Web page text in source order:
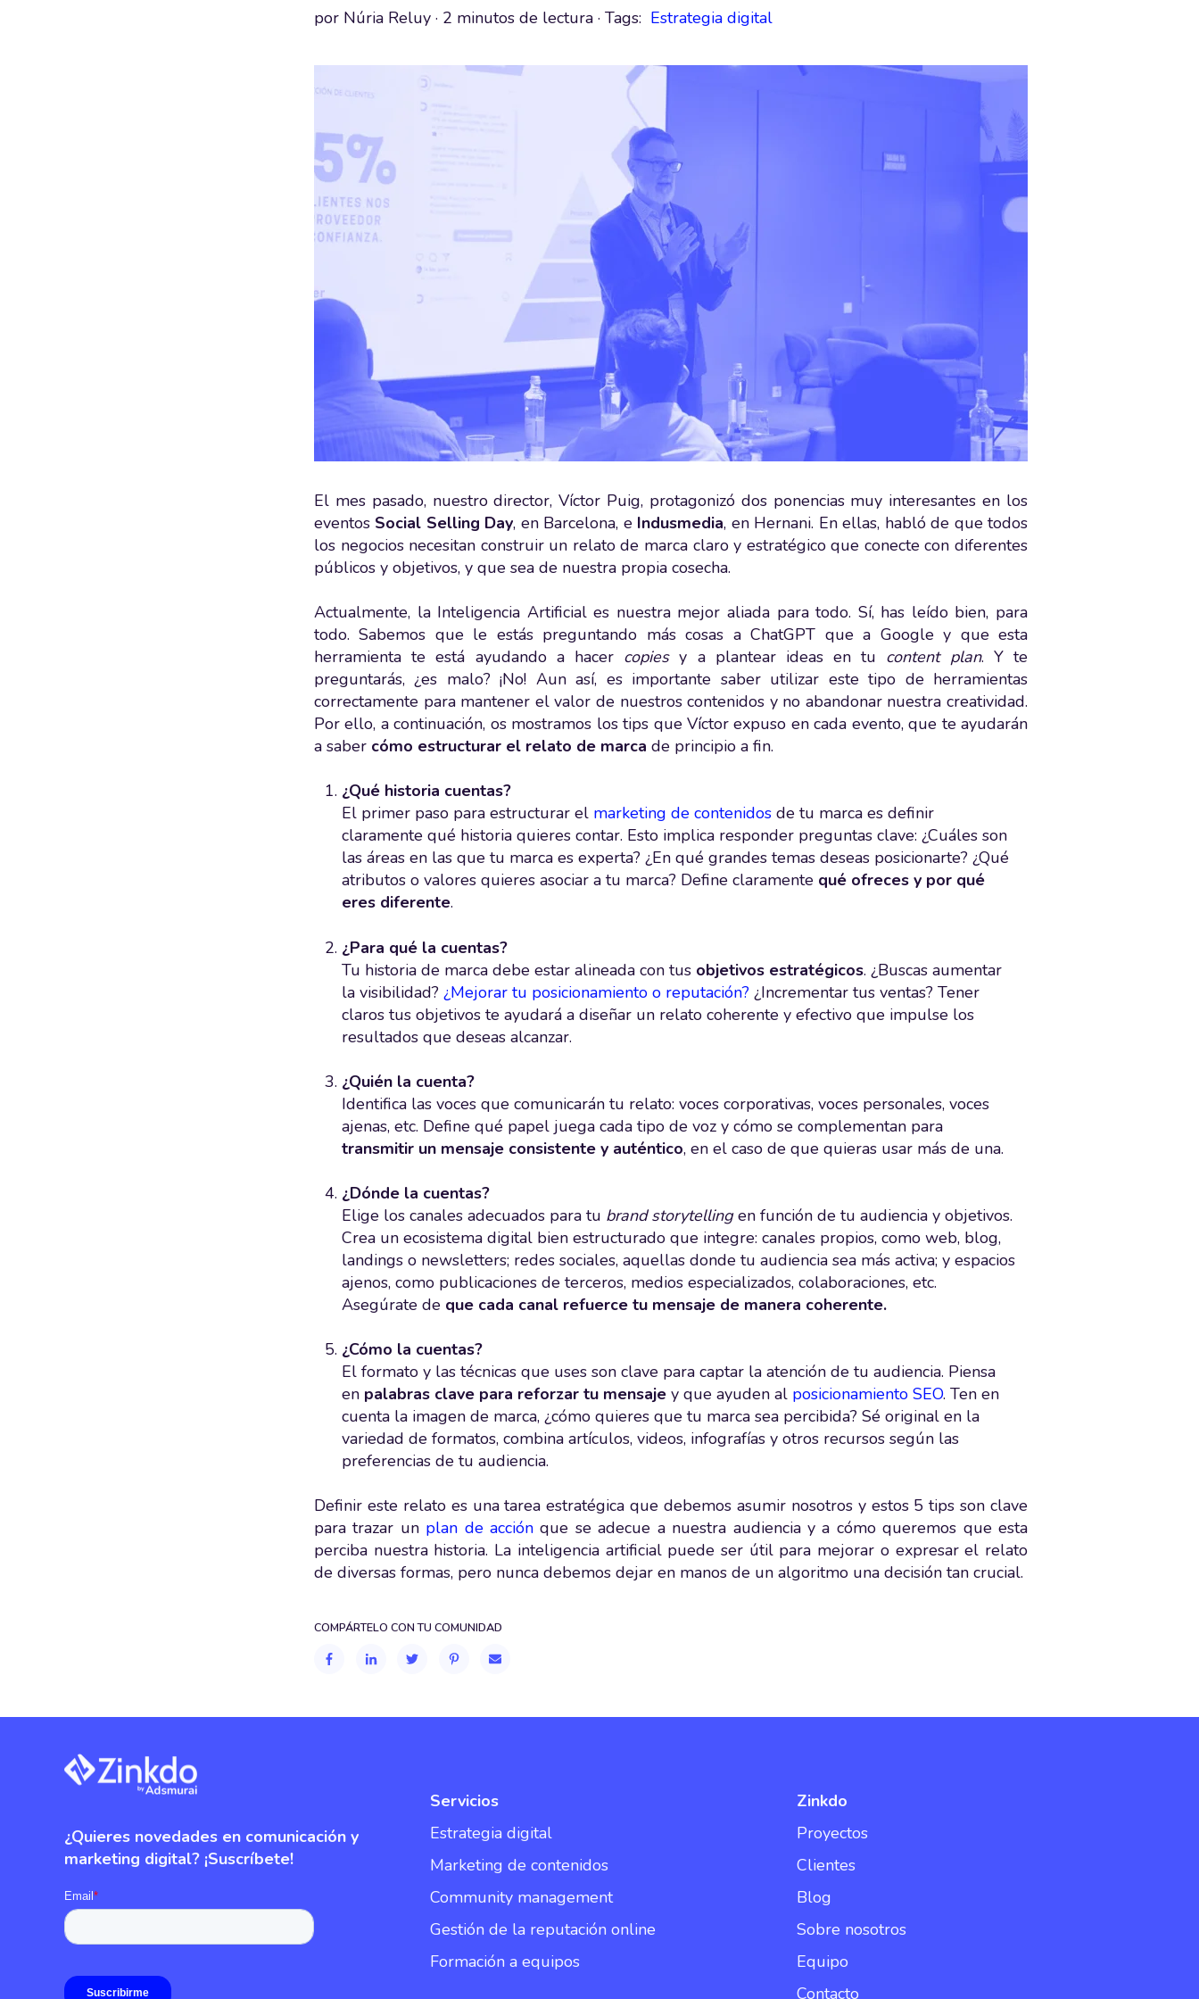
por Núria Reluy · 2 minutos de lectura · Tags: Estrategia digital
El mes pasado, nuestro director, Víctor Puig, protagonizó dos ponencias muy interesantes en los
eventos Social Selling Day, en Barcelona, e Indusmedia, en Hernani. En ellas, habló de que todos
los negocios necesitan construir un relato de marca claro y estratégico que conecte con diferentes
públicos y objetivos, y que sea de nuestra propia cosecha.
Actualmente, la Inteligencia Artificial es nuestra mejor aliada para todo. Sí, has leído bien, para
todo. Sabemos que le estás preguntando más cosas a ChatGPT que a Google y que esta
herramienta te está ayudando a hacer copiesy a plantear ideas en tu content plan. Y te
preguntarás, ¿es malo? ¡No! Aun así, es importante saber utilizar este tipo de herramientas
correctamente para mantener el valor de nuestros contenidos y no abandonar nuestra creatividad.
Por ello, a continuación, os mostramos los tips que Víctor expuso en cada evento, que te ayudarán
a saber cómo estructurar el relato de marca de principio a fin.
¿Qué historia cuentas?
El primer paso para estructurar el marketing de contenidosde tu marca es definir
claramente qué historia quieres contar. Esto implica responder preguntas clave: ¿Cuáles son
las áreas en las que tu marca es experta? ¿En qué grandes temas deseas posicionarte? ¿Qué
atributos o valores quieres asociar a tu marca? Define claramente qué ofreces y por qué
eres diferente.
¿Para qué la cuentas?
Tu historia de marca debe estar alineada con tus objetivos estratégicos. ¿Buscas aumentar
la visibilidad? ¿Mejorar tu posicionamiento o reputación? ¿Incrementar tus ventas? Tener
claros tus objetivos te ayudará a diseñar un relato coherente y efectivo que impulse los
resultados que deseas alcanzar.
¿Quién la cuenta?
Identifica las voces que comunicarán tu relato: voces corporativas, voces personales, voces
ajenas, etc. Define qué papel juega cada tipo de voz y cómo se complementan para
transmitir un mensaje consistente y auténtico, en el caso de que quieras usar más de una.
¿Dónde la cuentas?
Elige los canales adecuados para tu brand storytellingen función de tu audiencia y objetivos.
Crea un ecosistema digital bien estructurado que integre: canales propios, como web, blog,
landings o newsletters; redes sociales, aquellas donde tu audiencia sea más activa; y espacios
ajenos, como publicaciones de terceros, medios especializados, colaboraciones, etc.
Asegúrate de que cada canal refuerce tu mensaje de manera coherente.
¿Cómo la cuentas?
El formato y las técnicas que uses son clave para captar la atención de tu audiencia. Piensa
en palabras clave para reforzar tu mensajey que ayuden al posicionamiento SEO. Ten en
cuenta la imagen de marca, ¿cómo quieres que tu marca sea percibida? Sé original en la
variedad de formatos, combina artículos, videos, infografías y otros recursos según las
preferencias de tu audiencia.
Definir este relato es una tarea estratégica que debemos asumir nosotros y estos 5 tips son clave
para trazar un plan de acción que se adecue a nuestra audiencia y a cómo queremos que esta
perciba nuestra historia. La inteligencia artificial puede ser útil para mejorar o expresar el relato
de diversas formas, pero nunca debemos dejar en manos de un algoritmo una decisión tan crucial.
COMPÁRTELO CON TU COMUNIDAD
¿Quieres novedades en comunicación y
marketing digital? ¡Suscríbete!
Servicios
Estrategia digital
Marketing de contenidos
Community management
Gestión de la reputación online
Formación a equipos
Zinkdo
Proyectos
Clientes
Blog
Sobre nosotros
Equipo
Contacto